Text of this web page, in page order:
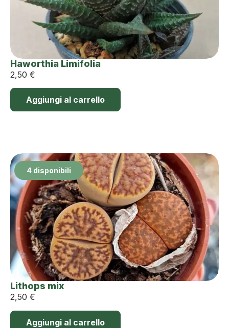
Haworthia Limifolia
2,50 €
Aggiungi al carrello
4 disponibili
Lithops mix
2,50 €
Aggiungi al carrello